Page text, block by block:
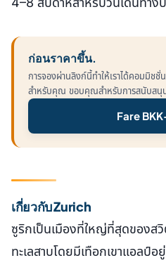
ก่อนราคาขึ้น.
การจองผ่านลิงก์นี้ทำให้เราได้คอมมิช
สำหรับคุณ ขอบคุณสำหรับการสนับสนุ
Fare
เกี่ยวกับ Zurich
ซูริกเป็นเมืองที่ใหญ่ที่สุดของส
ทะเลสาบโดยมีเทือกเขาแอลป์